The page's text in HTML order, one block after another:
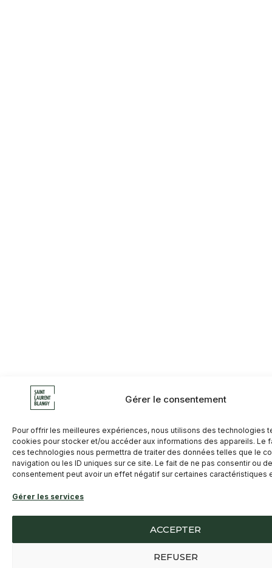
Gérer le consentement
Pour offrir les meilleures expériences, nous utilisons des technologies
cookies pour stocker et/ou accéder aux informations des appareils. Le
ces technologies nous permettra de traiter des données telles que le
navigation ou les ID uniques sur ce site. Le fait de ne pas consentir ou
consentement peut avoir un effet négatif sur certaines caractéristiques
Gérer les services
ACCEPTER
REFUSER